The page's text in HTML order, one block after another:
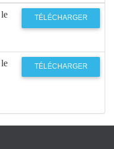
TÉLÉCHARGER
TÉLÉCHARGER